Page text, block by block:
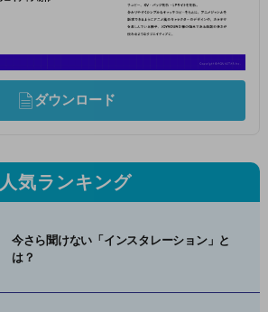
ダウンロード
人気ランキング
今さら聞けない「インスタレーション」と
は？